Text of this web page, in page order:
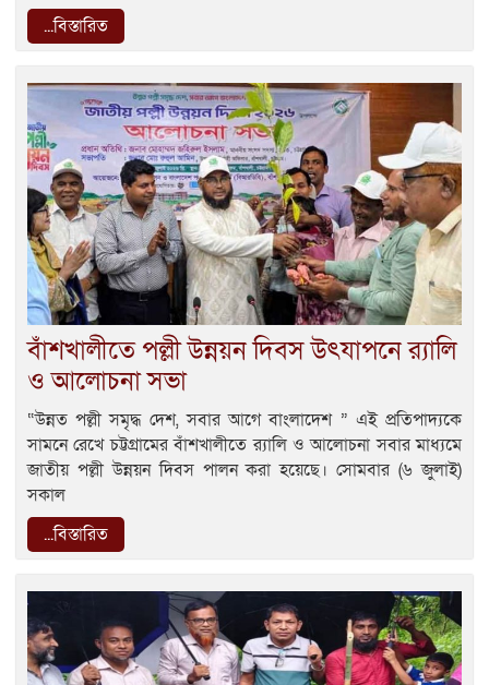
...বিস্তারিত
বাঁশখালীতে পল্লী উন্নয়ন দিবস উৎযাপনে র‌্যালি
ও আলোচনা সভা
“উন্নত পল্লী সমৃদ্ধ দেশ, সবার আগে বাংলাদেশ ” এই প্রতিপাদ্যকে
সামনে রেখে চট্টগ্রামের বাঁশখালীতে র‌্যালি ও আলোচনা সবার মাধ্যমে
জাতীয় পল্লী উন্নয়ন দিবস পালন করা হয়েছে। সোমবার (৬ জুলাই)
সকাল
...বিস্তারিত